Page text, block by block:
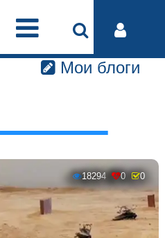
Мои блоги
18294 0 0